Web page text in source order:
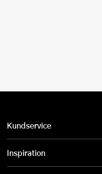
Kundservice
Inspiration